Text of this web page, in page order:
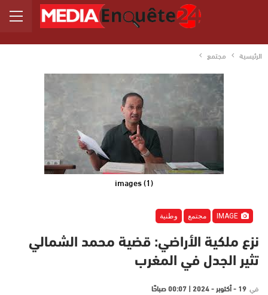
الرئيسية مجتمع
images (1)
مجتمع وطنية
نزع ملكية الأراضي: قضية محمد الشمالي
تثير الجدل في المغرب
في 19 - أكتوبر - 2024 | 00:07 صباحًا